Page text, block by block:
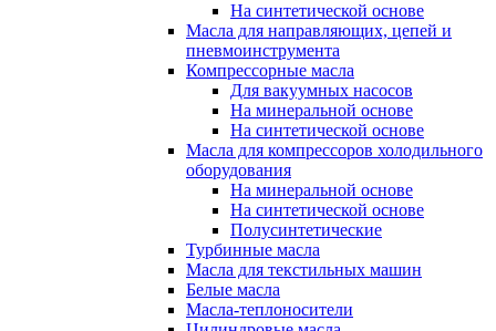
На синтетической основе
Масла для направляющих, цепей и
пневмоинструмента
Компрессорные масла
Для вакуумных насосов
На минеральной основе
На синтетической основе
Масла для компрессоров холодильного
оборудования
На минеральной основе
На синтетической основе
Полусинтетические
Турбинные масла
Масла для текстильных машин
Белые масла
Масла-теплоносители